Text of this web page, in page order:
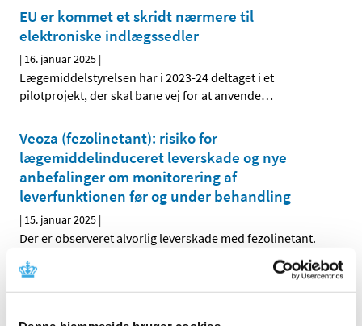
EU er kommet et skridt nærmere til
elektroniske indlægssedler
| 16. januar 2025 |
Lægemiddelstyrelsen har i 2023-24 deltaget i et
pilotprojekt, der skal bane vej for at anvende…
Veoza (fezolinetant): risiko for
lægemiddelinduceret leverskade og nye
anbefalinger om monitorering af
leverfunktionen før og under behandling
| 15. januar 2025 |
Der er observeret alvorlig leverskade med fezolinetant.
Opfordring til ansøgninger om
lægemidler